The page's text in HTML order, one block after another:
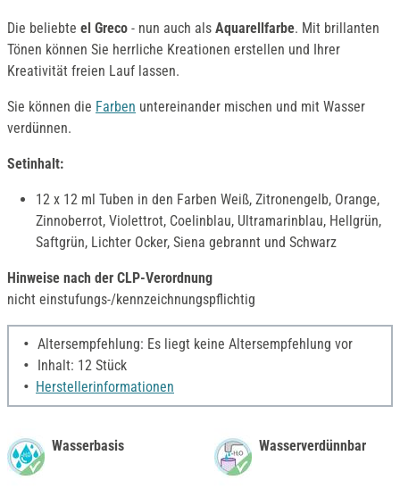
Die beliebte el Greco - nun auch als Aquarellfarbe. Mit brillanten
Tönen können Sie herrliche Kreationen erstellen und Ihrer
Kreativität freien Lauf lassen.
Sie können die Farben untereinander mischen und mit Wasser
verdünnen.
Setinhalt:
12 x 12 ml Tuben in den Farben Weiß, Zitronengelb, Orange,
Zinnoberrot, Violettrot, Coelinblau, Ultramarinblau, Hellgrün,
Saftgrün, Lichter Ocker, Siena gebrannt und Schwarz
Hinweise nach der CLP-Verordnung
nicht einstufungs-/kennzeichnungspflichtig
Altersempfehlung: Es liegt keine Altersempfehlung vor
Inhalt: 12 Stück
Herstellerinformationen
Wasserbasis Wasserverdünnbar